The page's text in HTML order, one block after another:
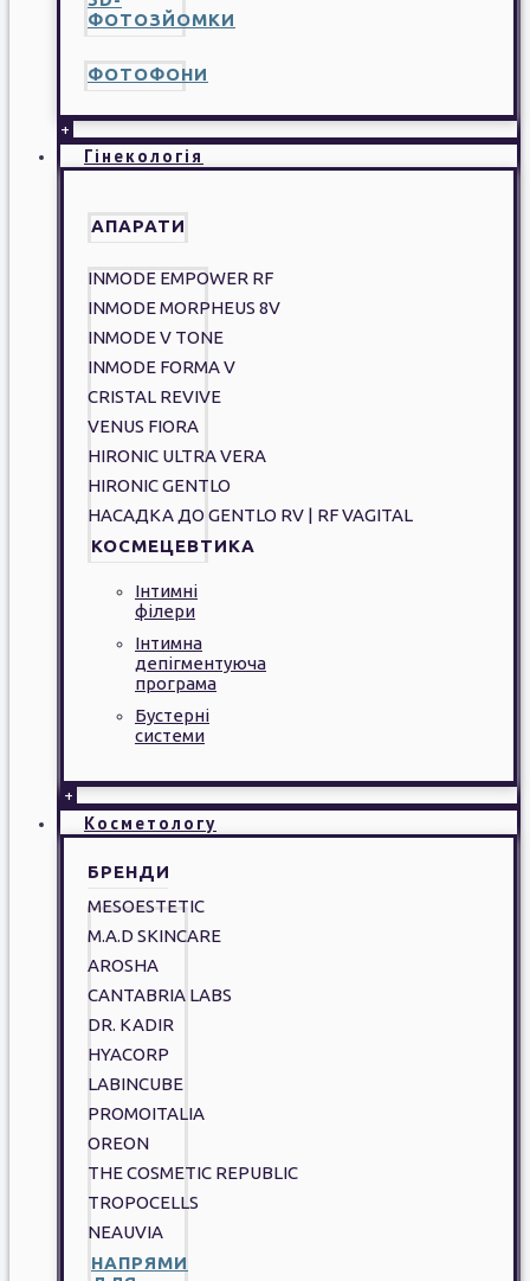
ФОТОЗЙОМКИ
ФОТОФОНИ
+
Гінекологія
АПАРАТИ
INMODE EMPOWER RF
INMODE MORPHEUS 8V
INMODE V TONE
INMODE FORMA V
CRISTAL REVIVE
VENUS FIORA
HIRONIC ULTRA VERA
HIRONIC GENTLO
НАСАДКА ДО GENTLO RV | RF VAGITAL
КОСМЕЦЕВТИКА
Інтимні
філери
Інтимна
депігментуюча
програма
Бустерні
системи
+
Косметологу
БРЕНДИ
MESOESTETIC
M.A.D SKINCARE
AROSHA
CANTABRIA LABS
DR. KADIR
HYACORP
LABINCUBE
PROMOITALIA
OREON
THE COSMETIC REPUBLIC
TROPOCELLS
NEAUVIA
НАПРЯМИ